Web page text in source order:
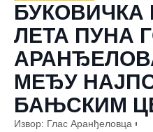
ЛЕТА ПУНА
МЕЂУ
БАЊСКИМ
Извор: Глас Аранђеловца